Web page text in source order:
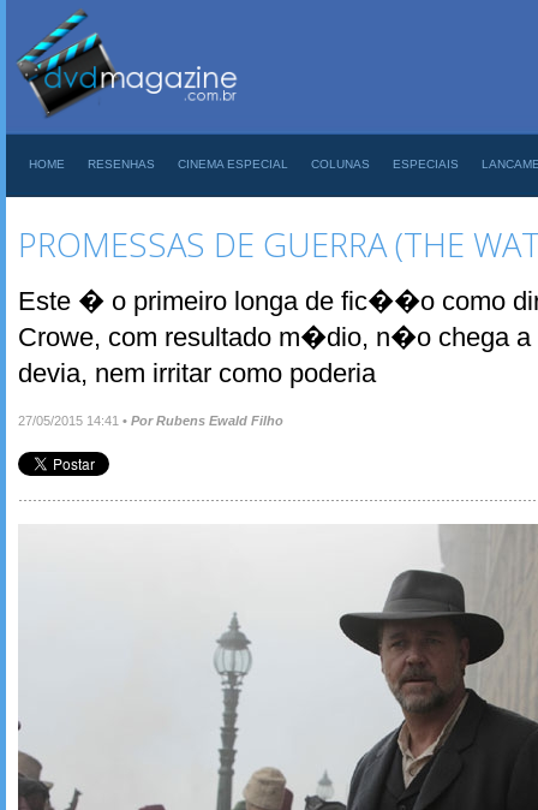
HOME RESENHAS CINEMA ESPECIAL COLUNAS ESPECIAIS
PROMESSAS DE GUERRA (THE
Este � o primeiro longa de fic��o como
Crowe, com resultado m�dio, n�o chega a
devia, nem irritar como poderia
27/05/2015 14:41 • Por Rubens Ewald Filho